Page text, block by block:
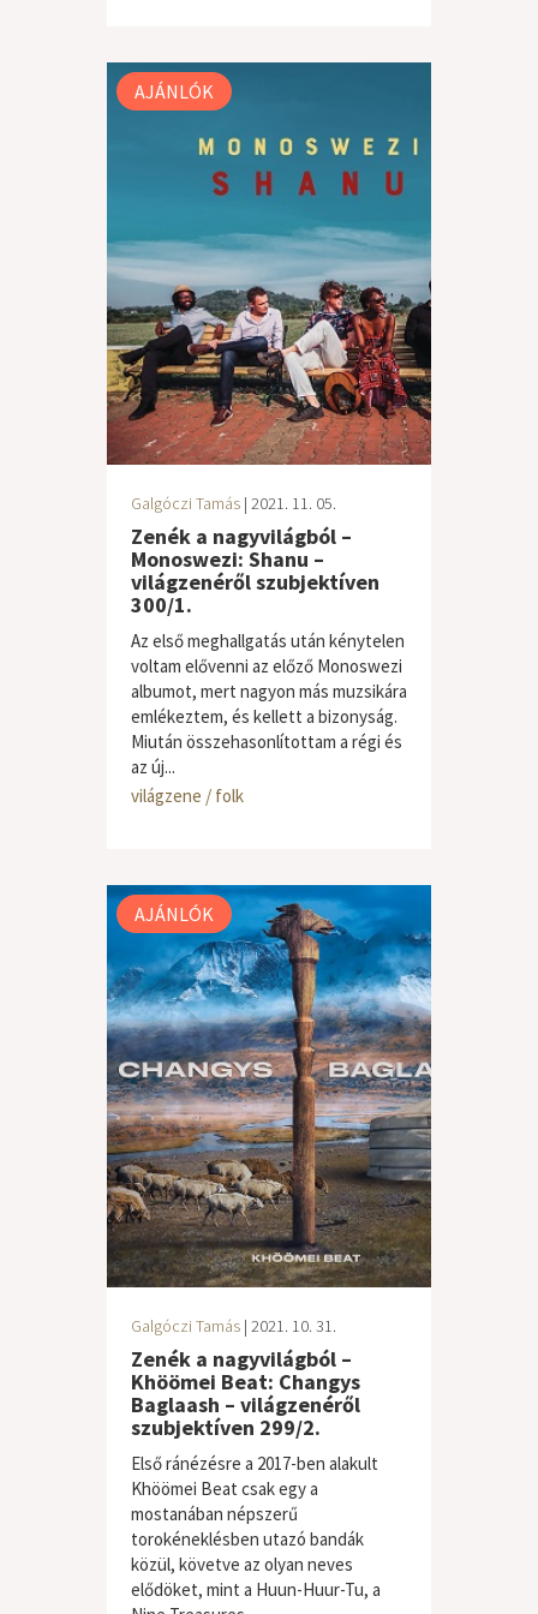
AJÁNLÓK
Galgóczi Tamás | 2021. 11. 05.
Zenék a nagyvilágból –
Monoswezi: Shanu –
világzenéről szubjektíven
300/1.
Az első meghallgatás után kénytelen
voltam elővenni az előző Monoswezi
albumot, mert nagyon más muzsikára
emlékeztem, és kellett a bizonyság.
Miután összehasonlítottam a régi és
az új...
világzene / folk
AJÁNLÓK
Galgóczi Tamás | 2021. 10. 31.
Zenék a nagyvilágból –
Khöömei Beat: Changys
Baglaash – világzenéről
szubjektíven 299/2.
Első ránézésre a 2017-ben alakult
Khöömei Beat csak egy a
mostanában népszerű
torokéneklésben utazó bandák
közül, követve az olyan neves
elődöket, mint a Huun-Huur-Tu, a